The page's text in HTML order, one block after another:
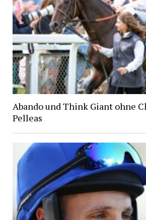
Abando und Think Giant ohne
Pelleas